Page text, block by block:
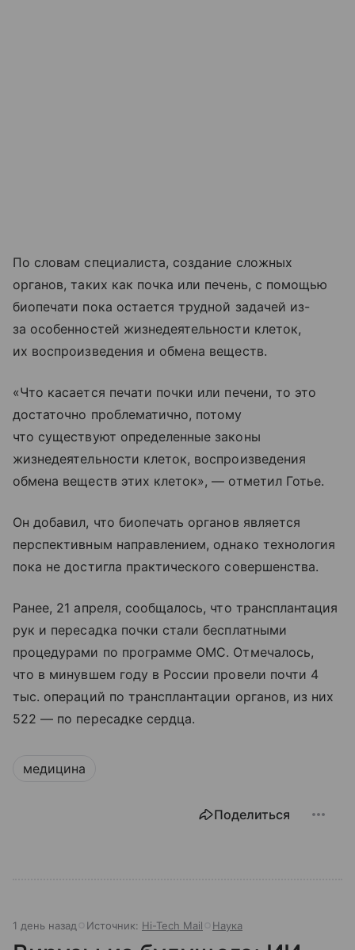
По словам специалиста, создание сложных
органов, таких как почка или печень, с помощью
биопечати пока остается трудной задачей из-
за особенностей жизнедеятельности клеток,
их воспроизведения и обмена веществ.
«Что касается печати почки или печени, то это
достаточно проблематично, потому
что существуют определенные законы
жизнедеятельности клеток, воспроизведения
обмена веществ этих клеток», — отметил Готье.
Он добавил, что биопечать органов является
перспективным направлением, однако технология
пока не достигла практического совершенства.
Ранее, 21 апреля, сообщалось, что трансплантация
рук и пересадка почки стали бесплатными
процедурами по программе ОМС. Отмечалось,
что в минувшем году в России провели почти 4
тыс. операций по трансплантации органов, из них
522 — по пересадке сердца.
медицина
Поделиться
1 день назад Источник: Hi-Tech Mail Наука